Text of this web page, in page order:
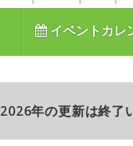
イベントカレ
2026年の更新は終了